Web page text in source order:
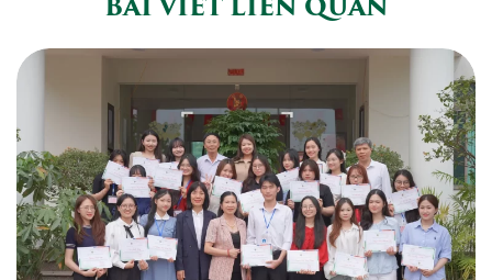
BÀI VIẾT LIÊN QUAN